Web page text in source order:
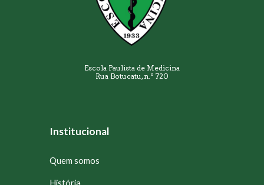
Escola Paulista de Medicina
Rua Botucatu, n.º 720
Institucional
Quem somos
História